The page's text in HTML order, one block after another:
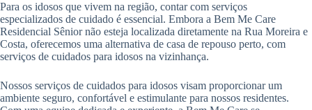
Para os idosos que vivem na região, contar com serviços
especializados de cuidado é essencial. Embora a Bem Me Care
Residencial Sênior não esteja localizada diretamente na Rua Moreira e
Costa, oferecemos uma alternativa de casa de repouso perto, com
serviços de cuidados para idosos na vizinhança.
Nossos serviços de cuidados para idosos visam proporcionar um
ambiente seguro, confortável e estimulante para nossos residentes.